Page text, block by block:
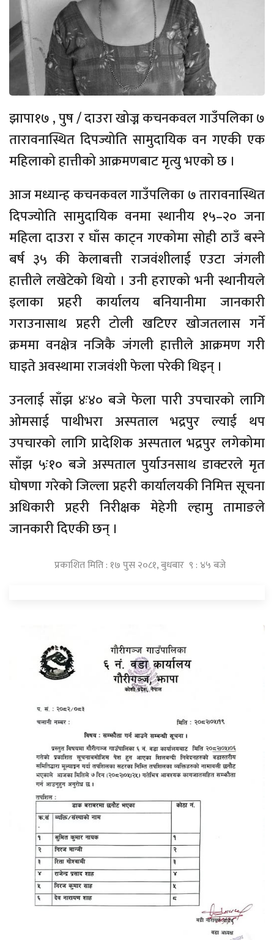
झापा१७ , पुष / दाउरा खोज्न कचनकवल गाउँपलिका ७
तारावनास्थित दिपज्योति सामुदायिक वन गएकी एक
महिलाको हात्तीको आक्रमणबाट मृत्यु भएको छ ।
आज मध्यान्ह कचनकवल गाउँपलिका ७ तारावनास्थित
दिपज्योति सामुदायिक वनमा स्थानीय १५–२० जना
महिला दाउरा र घाँस काट्न गएकोमा सोही ठाउँ बस्ने
बर्ष ३५ की केलाबत्ती राजवंशीलाई एउटा जंगली
हात्तीले लखेटेको थियो । उनी हराएको भनी स्थानीयले
इलाका प्रहरी कार्यालय बनियानीमा जानकारी
गराउनासाथ प्रहरी टोली खटिएर खोजतलास गर्ने
क्रममा वनक्षेत्र नजिकै जंगली हात्तीले आक्रमण गरी
घाइते अवस्थामा राजवंशी फेला परेकी थिइन् ।
उनलाई साँझ ४ः४० बजे फेला पारी उपचारको लागि
ओमसाई पाथीभरा अस्पताल भद्रपुर ल्याई थप
उपचारको लागि प्रादेशिक अस्पताल भद्रपुर लगेकोमा
साँझ ५ः१० बजे अस्पताल पुर्याउनसाथ डाक्टरले मृत
घोषणा गरेको जिल्ला प्रहरी कार्यालयकी निमित्त सूचना
अधिकारी प्रहरी निरीक्षक मेहेगी ल्हामु तामाङले
जानकारी दिएकी छन् ।
प्रकाशित मिति : १७ पुस २०८१, बुधबार ९ : ४५ बजे